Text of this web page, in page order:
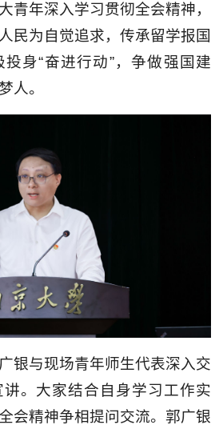
青年深入学习贯彻全会精神，
民为自觉追求，传承留学报国
身“奋进行动”，争做强国建
人。
银与现场青年师生代表深入交
。大家结合自身学习工作实
会精神争相提问交流。郭广银